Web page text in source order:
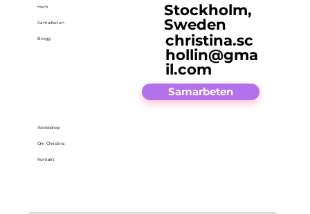
Hem
Samarbeten
Blogg
Webbshop
Om Christina
Kontakt
Stockholm,
Sweden
christina.sc
hollin@gma
il.com
Samarbeten